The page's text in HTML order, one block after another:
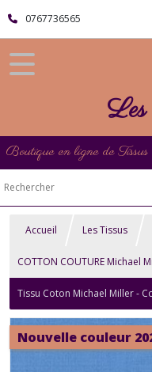
0767736565
Accueil Les Tissus
COTTON COUTURE Michael
Tissu Coton Michael Miller -
Nouvelle couleur